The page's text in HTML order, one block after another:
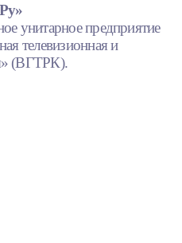
унитарное предприятие
телевизионная и
(ВГТРК).